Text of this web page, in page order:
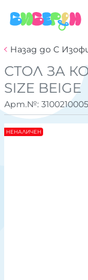
Назад до С
СТОЛ ЗА
SIZE BEIGE
Арт.№:
НЕНАЛИЧЕН